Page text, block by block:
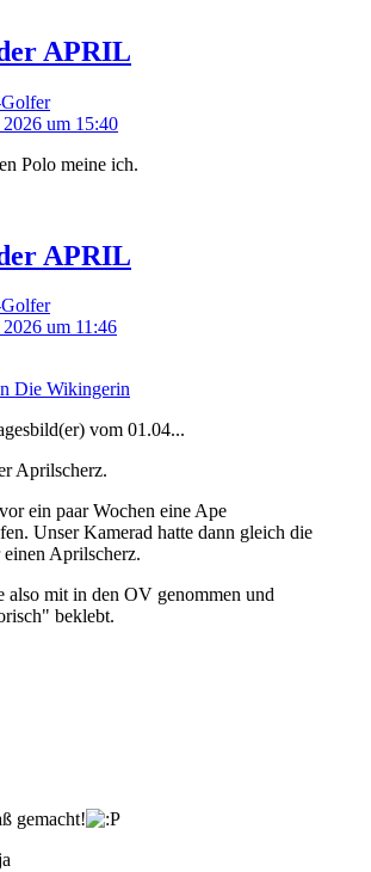
APRIL
um 15:40
Polo meine ich.
APRIL
um 11:46
Die Wikingerin
vom 01.04...
Aprilscherz.
ein paar Wochen eine Ape
Unser Kamerad hatte dann gleich die
Aprilscherz.
also mit in den OV genommen und
beklebt.
gemacht!